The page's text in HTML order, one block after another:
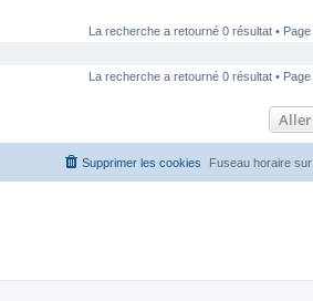
La recherche a retourné 0 résultat • Page
La recherche a retourné 0 résultat • Page
Aller
Fuseau horaire sur
Supprimer les cookies